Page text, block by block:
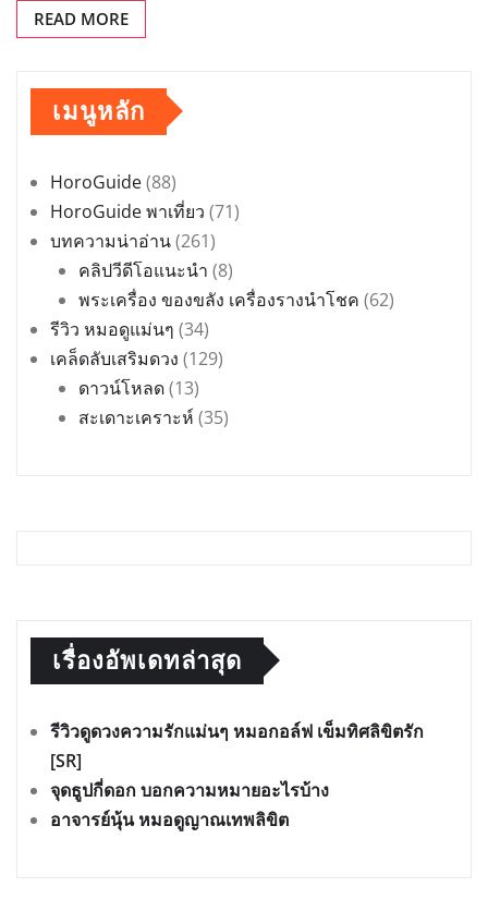
READ MORE
เมนูหลัก
HoroGuide(88)
HoroGuide พาเที่ยว (71)
บทความน่าอ่าน(261)
คลิปวีดีโอแนะนำ (8)
พระเครื่อง ของขลัง เครื่องรางนำโชค (62)
รีวิว หมอดูแม่นๆ (34)
เคล็ดลับเสริมดวง (129)
ดาวน์โหลด(13)
สะเดาะเคราะห์ (35)
เรื่องอัพเดทล่าสุด
รีวิวดูดวงความรักแม่นๆ หมอกอล์ฟ เข็มทิศลิขิตรัก
[SR]
จุดธูปกี่ดอก บอกความหมายอะไรบ้าง
อาจารย์นุ้น หมอดูญาณเทพลิขิต